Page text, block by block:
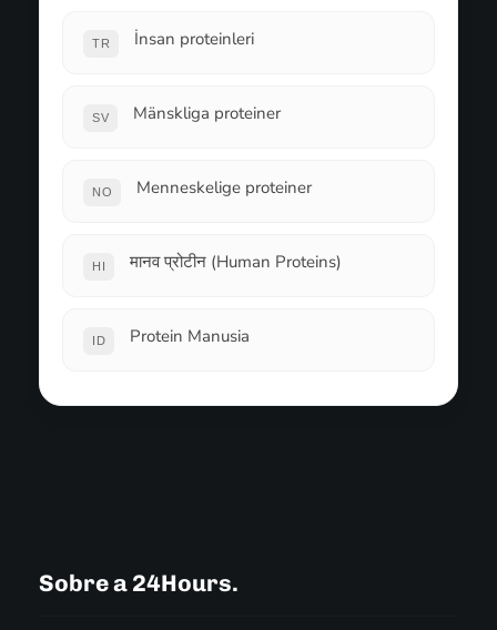
TR İnsan proteinleri
SV Mänskliga proteiner
NO Menneskelige proteiner
HI मानव प्रोटीन (Human Proteins)
ID Protein Manusia
Sobre a 24Hours.